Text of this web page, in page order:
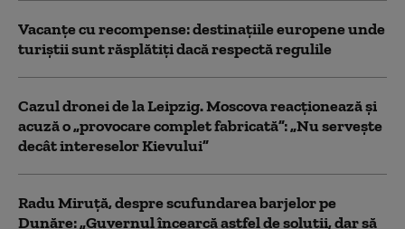
Vacanțe cu recompense: destinațiile europene unde
turiștii sunt răsplătiți dacă respectă regulile
Cazul dronei de la Leipzig. Moscova reacționează și
acuză o „provocare complet fabricată”: „Nu serveşte
decât intereselor Kievului”
Radu Miruță, despre scufundarea barjelor pe
Dunăre: „Guvernul încearcă astfel de soluții, dar să